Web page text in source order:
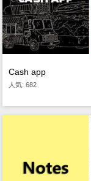
Cash app
人気: 682